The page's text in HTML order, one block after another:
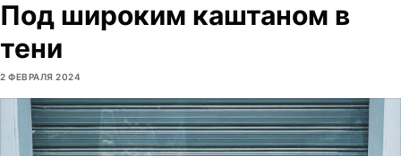
Под широким каштаном в
тени
2 ФЕВРАЛЯ 2024